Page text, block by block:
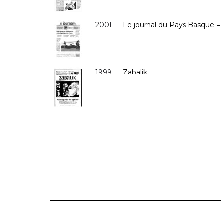
2001 Le journal du Pays Basque
1999 Zabalik